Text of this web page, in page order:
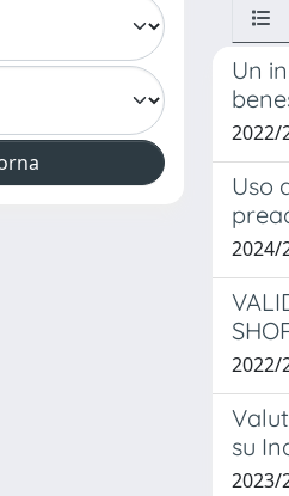
Un
2022/
Uso
2024/
2022/
su
2023/